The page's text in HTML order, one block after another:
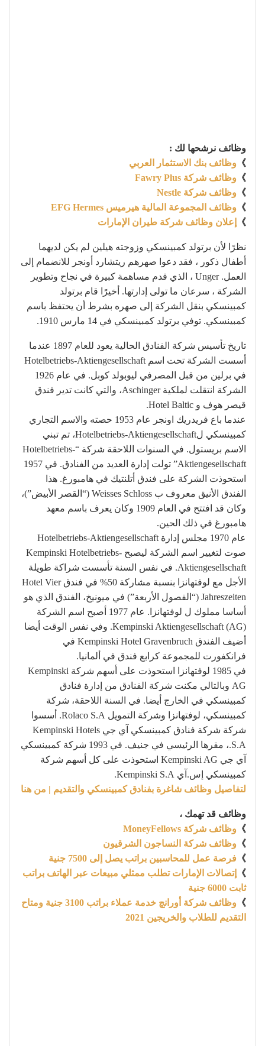
وظائف نرشحها لك :
》 وظائف بنك الاستثمار العربي
》 وظائف شركة Fawry Plus
》 وظائف شركة Nestle
》 وظائف المجموعة المالية هيرميس EFG Hermes
》
إعلان وظائف شركة طيران الإمارات
نظرًا لأن برتولد كمبينسكي وزوجته هيلين لم يكن لديهما
أطفال ذكور ، فقد دعوا صهرهم ريتشارد أونجر للانضمام إلى
العمل. Unger ، الذي قدم مساهمة كبيرة في نجاح وتطوير
الشركة ، سرعان ما تولى إدارتها. أخيرًا قام برتولد
كمبينسكي بنقل الشركة إلى صهره بشرط أن يحتفظ باسم
كمبينسكي. توفي برتولد كمبينسكي في 14 مارس 1910.
تاريخ تأسيس شركة الفنادق الحالية يعود للعام 1897 عندما
أسست الشركة تحت اسم Hotelbetriebs-Aktiengesellschaft
في برلين من قبل المصرفي ليوبولد كوبل. في عام 1926
الشركة انتقلت لملكية Aschinger، والتي كانت تدير فندق
قيصر هوف و Hotel Baltic.
عندما باع فريدريك اونجر عام 1953 حصته والاسم التجاري
كمبينسكي لHotelbetriebs-Aktiengesellschaft، تم تبني
الاسم بريستول. في السنوات اللاحقة شركة “Hotelbetriebs-
Aktiengesellschaft” تولت إدارة العديد من الفنادق. في 1957
استحوذت الشركة على فندق أتلنتيك في هامبورغ. هذا
الفندق الأنيق معروف ب Weisses Schloss (“القصر الأبيض”)،
وكان قد افتتح في العام 1909 وكان يعرف باسم معهد
هامبورغ في ذلك الحين.
عام 1970 مجلس إدارة Hotelbetriebs-Aktiengesellschaft
صوت لتغيير اسم الشركة ليصبح Kempinski Hotelbetriebs-
Aktiengesellschaft. في نفس السنة تأسست شراكة طويلة
الأجل مع لوفتهانزا بنسبة مشاركة 50% في فندق Hotel Vier
Jahreszeiten (“الفصول الأربعة”) في ميونيخ، الفندق الذي هو
أساسا مملوك ل لوفتهانزا. عام 1977 أصبح اسم الشركة
Kempinski Aktiengesellschaft (AG). وفي نفس الوقت أيضا
أضيف الفندق Kempinski Hotel Gravenbruch في
فرانكفورت للمجموعة كرابع فندق في ألمانيا.
في 1985 لوفتهانزا استحوذت على أسهم شركة Kempinski
AG وبالتالي مكنت شركة الفنادق من إدارة فنادق
كمبينسكي في الخارج أيضا. في السنة اللاحقة، شركة
كمبينسكي، لوفتهانزا وشركة التمويل Rolaco S.A. أسسوا
شركة شركة فنادق كمبينسكي آي جي Kempinski Hotels
S.A.، مقرها الرئيسي في جنيف. في 1993 شركة كمبينسكي
آي جي Kempinski AG استحوذت على كل أسهم شركة
كمبينسكي إس.آي Kempinski S.A.
لتفاصيل وظائف شاغرة بفنادق كمبينسكي والتقديم | من هنا
وظائف قد تهمك ،
》 وظائف شركة MoneyFellows
》 وظائف شركة النساجون الشرقيون
》 فرصة عمل للمحاسبين براتب يصل إلى 7500 جنية
》
إتصالات الإمارات تطلب ممثلي مبيعات عبر الهاتف براتب
ثابت 6000 جنية
》
وظائف شركة أورانچ خدمة عملاء براتب 3100 جنية ومتاح
التقديم للطلاب والخريجين 2021